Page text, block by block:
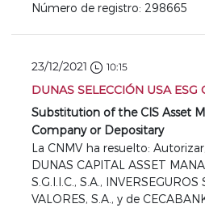
Número de registro: 298665
23/12/2021 10:15
DUNAS SELECCIÓN USA ESG
Substitution of the CIS Asset
Company or Depositary
La CNMV ha resuelto:
DUNAS CAPITAL ASSET
S.G.I.I.C., S.A.,
VALORES, S.A., y de